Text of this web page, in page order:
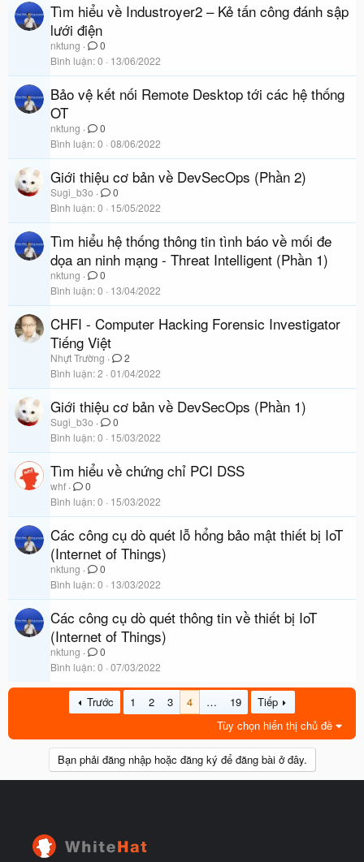
Tìm hiểu về Industroyer2 – Kẻ tấn công đánh sập
lưới điện
nktung
0
Bình luận 0 13/06/2022
Bảo vệ kết nối Remote Desktop tới các hệ thống
OT
nktung
0
Bình luận 0 08/06/2022
Giới thiệu cơ bản về DevSecOps (Phần 2)
Sugi_b3o
0
Bình luận 0 15/05/2022
Tìm hiểu hệ thống thông tin tình báo về mối đe
dọa an ninh mạng - Threat Intelligent (Phần 1)
nktung
0
Bình luận 0 13/04/2022
CHFI - Computer Hacking Forensic Investigator
Tiếng Việt
Nhựt Trường
2
Bình luận 2 01/04/2022
Giới thiệu cơ bản về DevSecOps (Phần 1)
Sugi_b3o
0
Bình luận 0 15/03/2022
Tìm hiểu về chứng chỉ PCI DSS
whf
0
Bình luận 0 15/03/2022
Các công cụ dò quét lỗ hổng bảo mật thiết bị IoT
(Internet of Things)
nktung
0
Bình luận 0 13/03/2022
Các công cụ dò quét thông tin về thiết bị IoT
(Internet of Things)
nktung
0
Bình luận 0 07/03/2022
Trước 1 2 3 4 … 19
Tiếp
Tùy chọn hiển thị chủ đề
Bạn phải đăng nhập hoặc đăng ký để đăng bài ở đây.